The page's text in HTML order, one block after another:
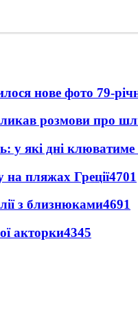
нове фото 79-
розмови про
у які дні
на пляжах Греції4701
з близнюками4691
акторки4345